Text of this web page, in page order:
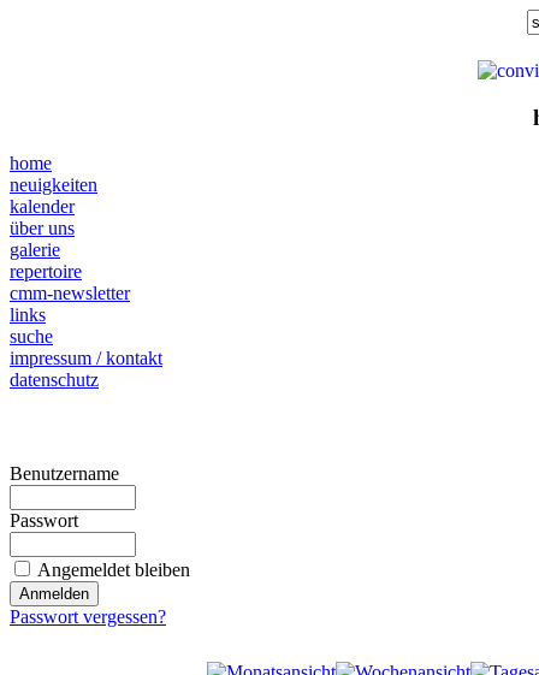
home
neuigkeiten
kalender
über uns
galerie
repertoire
cmm-newsletter
links
suche
impressum / kontakt
datenschutz
Benutzername
Passwort
Angemeldet bleiben
Passwort vergessen?